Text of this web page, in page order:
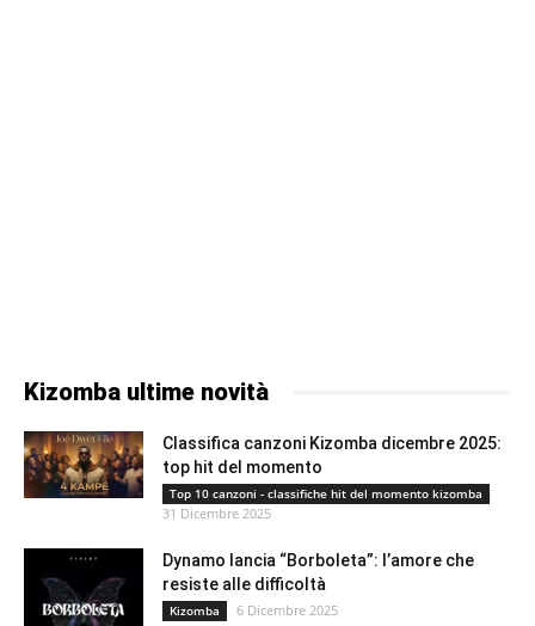
Kizomba ultime novità
Classifica canzoni Kizomba dicembre 2025:
top hit del momento
Top 10 canzoni - classifiche hit del momento kizomba
31 Dicembre 2025
Dynamo lancia “Borboleta”: l’amore che
resiste alle difficoltà
Kizomba 6 Dicembre 2025